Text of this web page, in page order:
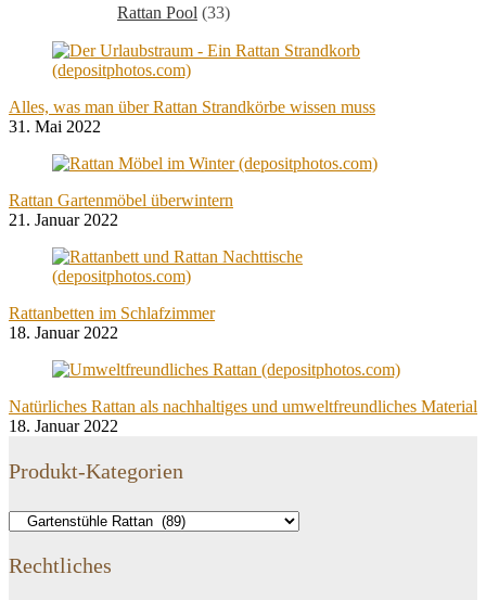
Rattan Pool (33)
Alles, was man über Rattan Strandkörbe wissen muss
31. Mai 2022
Rattan Gartenmöbel überwintern
21. Januar 2022
Rattanbetten im Schlafzimmer
18. Januar 2022
Natürliches Rattan als nachhaltiges und umweltfreundliches Material
18. Januar 2022
Produkt-Kategorien
Rechtliches